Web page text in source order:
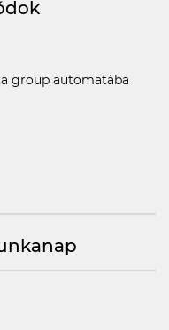
group automatába